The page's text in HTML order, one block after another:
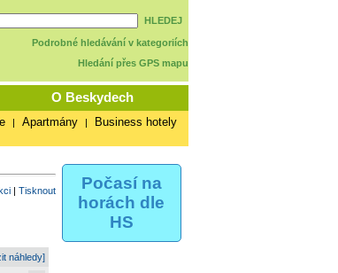
HLEDEJ
Podrobné hledávání v kategoriích
Hledání přes GPS mapu
O Beskydech
| Apartmány | Business hotely
| Tisknout
náhledy]
Počasí na
horách dle
HS